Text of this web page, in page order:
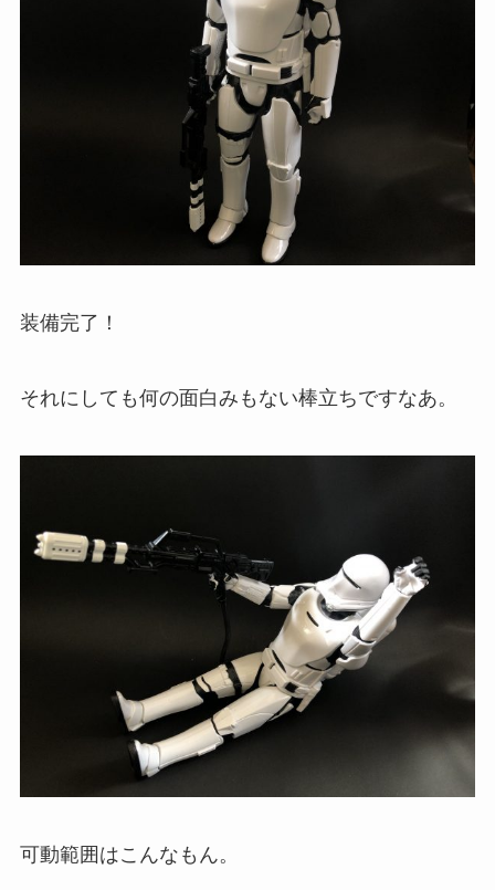
装備完了！
それにしても何の面白みもない棒立ちですなあ。
可動範囲はこんなもん。